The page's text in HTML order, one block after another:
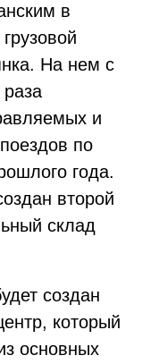
в
На нем с
и
по
года.
второй
склад
создан
который
основных